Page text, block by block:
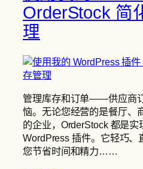
OrderStock 简
理
管理库存和订单——供应商
恼。无论您经营的是餐厅、
的企业，OrderStock 都是
WordPress 插件。它轻巧、
您节省时间和精力……